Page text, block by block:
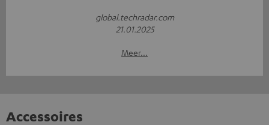
global.techradar.com
21.01.2025
Meer...
Accessoires